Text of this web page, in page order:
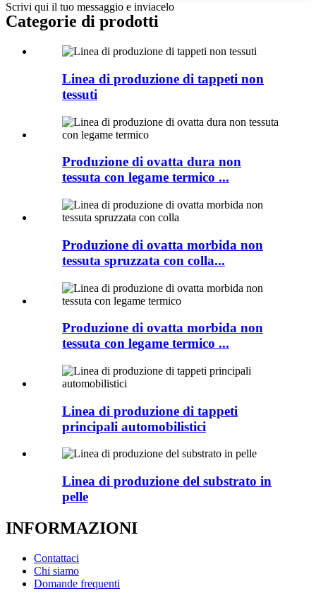
Scrivi qui il tuo messaggio e inviacelo
Categorie di prodotti
Linea di produzione di tappeti non
tessuti
Produzione di ovatta dura non
tessuta con legame termico ...
Produzione di ovatta morbida non
tessuta spruzzata con colla...
Produzione di ovatta morbida non
tessuta con legame termico ...
Linea di produzione di tappeti
principali automobilistici
Linea di produzione del substrato in
pelle
INFORMAZIONI
Contattaci
Chi siamo
Domande frequenti